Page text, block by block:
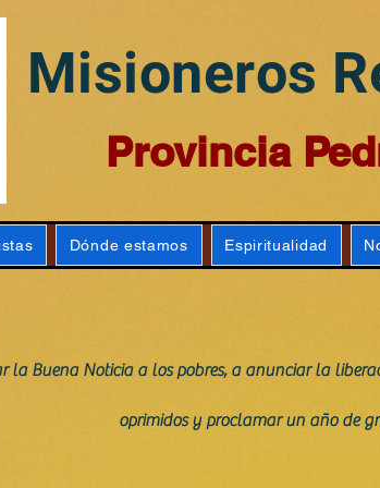
Misioneros
Provincia
Dónde estamos Espiritualidad
la Buena Noticia a los pobres, a anunciar la
oprimidos y proclamar un año de